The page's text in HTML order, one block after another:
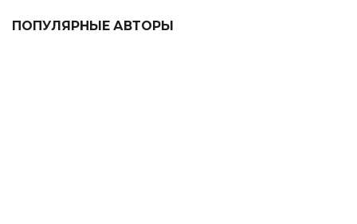
ПОПУЛЯРНЫЕ АВТОРЫ